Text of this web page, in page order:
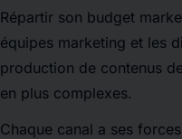
Répartir son budget
équipes marketing et les
production de contenus
en plus complexes.
Chaque canal a ses